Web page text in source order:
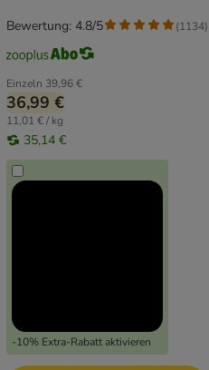
Einzeln 39,96 €
36,99 €
11,01 € / kg
35,14 €
-10% Extra-Rabatt aktivieren
Bewertung: 4.8/5 (1134)